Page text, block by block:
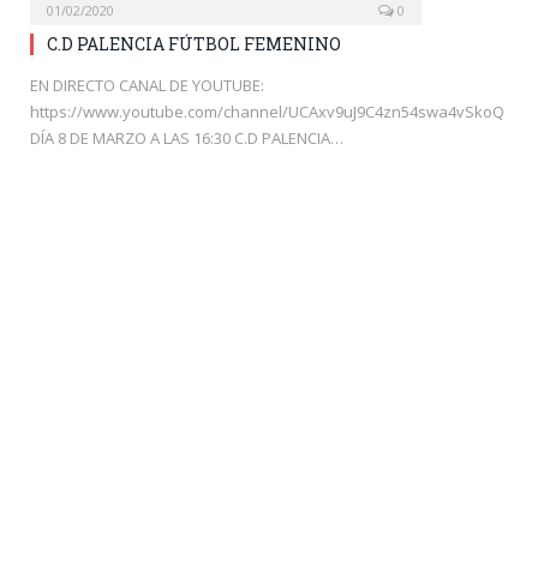
01/02/2020 0
C.D PALENCIA FÚTBOL FEMENINO
EN DIRECTO CANAL DE YOUTUBE:
https://www.youtube.com/channel/UCAxv9uJ9C4zn54swa4vSkoQ
DÍA 8 DE MARZO A LAS 16:30 C.D PALENCIA…